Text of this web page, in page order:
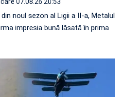
noul sezon al Ligii a II-a, Metalul
impresia bună lăsată în prima